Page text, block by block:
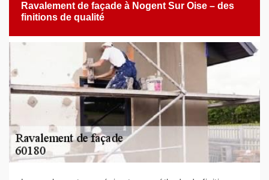
Ravalement de façade à Nogent Sur Oise – des
finitions de qualité